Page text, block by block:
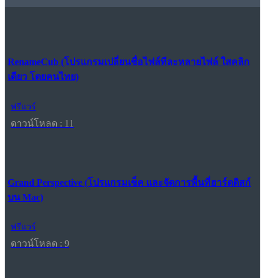
RenameCub (โปรแกรมเปลี่ยนชื่อไฟล์ทีละหลายไฟล์ ใสคลิก
เดียว โดยคนไทย)
ฟรีแวร์
ดาวน์โหลด : 11
Grand Perspective (โปรแกรมเช็ค และจัดการพื้นที่ฮาร์ดดิสก์
บน Mac)
ฟรีแวร์
ดาวน์โหลด : 9